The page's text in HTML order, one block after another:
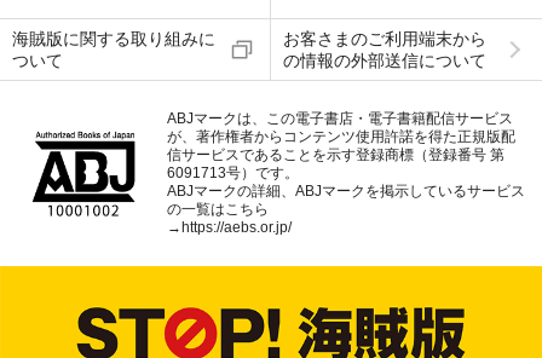
海賊版に関する取り組みに
ついて
お客さまのご利用端末から
の情報の外部送信について
ABJマークは、この電子書店・電子書籍配信サービス
が、著作権者からコンテンツ使用許諾を得た正規版配
信サービスであることを示す登録商標（登録番号 第
6091713号）です。
ABJマークの詳細、ABJマークを掲示しているサービス
の一覧はこちら
→ https://aebs.or.jp/